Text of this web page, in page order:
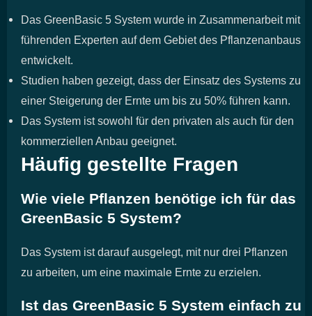
Das GreenBasic 5 System wurde in Zusammenarbeit mit
führenden Experten auf dem Gebiet des Pflanzenanbaus
entwickelt.
Studien haben gezeigt, dass der Einsatz des Systems zu
einer Steigerung der Ernte um bis zu 50% führen kann.
Das System ist sowohl für den privaten als auch für den
kommerziellen Anbau geeignet.
Häufig gestellte Fragen
Wie viele Pflanzen benötige ich für das
GreenBasic 5 System?
Das System ist darauf ausgelegt, mit nur drei Pflanzen
zu arbeiten, um eine maximale Ernte zu erzielen.
Ist das GreenBasic 5 System einfach zu